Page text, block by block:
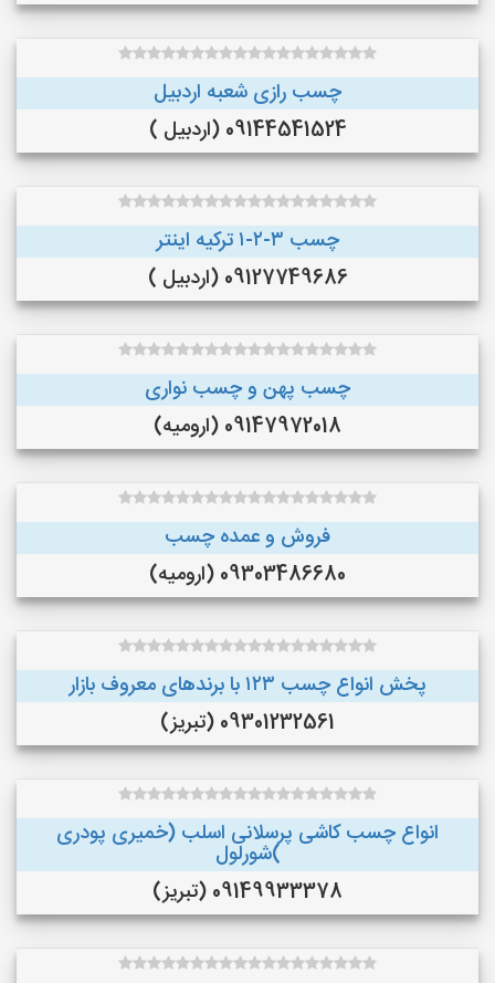
چسب رازی شعبه اردبیل
09144541524 (اردبیل )
چسب ۳-۲-۱ ترکیه اینتر
09127749686 (اردبیل )
چسب پهن و چسب نواری
09147972018 (ارومیه)
فروش و عمده چسب
09303486680 (ارومیه)
پخش انواع چسب ۱۲۳ با برندهای معروف بازار
09301232561 (تبریز)
انواع چسب کاشی پرسلانی اسلب (خمیری پودری
)شورلول
09149933378 (تبریز)